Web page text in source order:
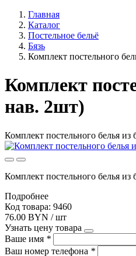
Главная
Каталог
Постельное бельё
Бязь
Комплект постельного
Комплект
нав. 2шт)
Комплект постельного белья
Комплект постельного белья из
Подробнее
Код товара: 9460
76.00 BYN / шт
Узнать цену товара
Ваше имя *
Ваш номер телефона *